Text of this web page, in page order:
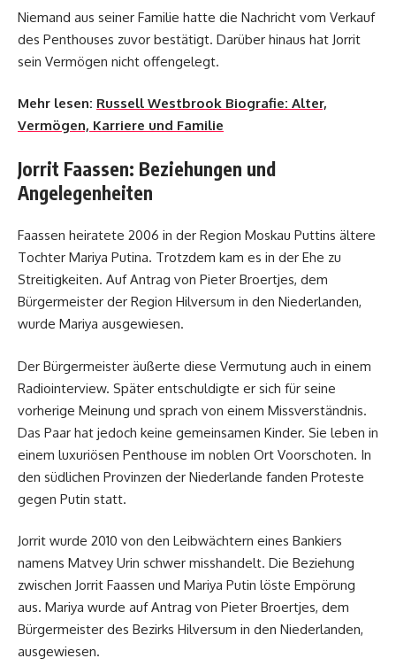
Niemand aus seiner Familie hatte die Nachricht vom Verkauf
des Penthouses zuvor bestätigt. Darüber hinaus hat Jorrit
sein Vermögen nicht offengelegt.
Mehr lesen: Russell Westbrook Biografie: Alter,
Vermögen, Karriere und Familie
Jorrit Faassen: Beziehungen und
Angelegenheiten
Faassen heiratete 2006 in der Region Moskau Puttins ältere
Tochter Mariya Putina. Trotzdem kam es in der Ehe zu
Streitigkeiten. Auf Antrag von Pieter Broertjes, dem
Bürgermeister der Region Hilversum in den Niederlanden,
wurde Mariya ausgewiesen.
Der Bürgermeister äußerte diese Vermutung auch in einem
Radiointerview. Später entschuldigte er sich für seine
vorherige Meinung und sprach von einem Missverständnis.
Das Paar hat jedoch keine gemeinsamen Kinder. Sie leben in
einem luxuriösen Penthouse im noblen Ort Voorschoten. In
den südlichen Provinzen der Niederlande fanden Proteste
gegen Putin statt.
Jorrit wurde 2010 von den Leibwächtern eines Bankiers
namens Matvey Urin schwer misshandelt. Die Beziehung
zwischen Jorrit Faassen und Mariya Putin löste Empörung
aus. Mariya wurde auf Antrag von Pieter Broertjes, dem
Bürgermeister des Bezirks Hilversum in den Niederlanden,
ausgewiesen.